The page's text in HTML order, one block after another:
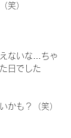
笑）
ないな…ちゃ
日でした
かも？（笑）